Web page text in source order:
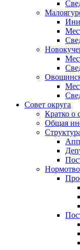
Совет округа
Кратко о
Общая